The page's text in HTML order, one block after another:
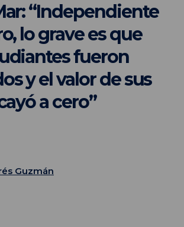
“Independiente
lo grave es que
fueron
y el valor de sus
a cero”
Guzmán